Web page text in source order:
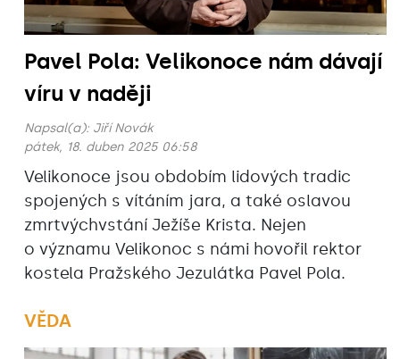
Pavel Pola: Velikonoce nám dávají
víru v naději
Napsal(a): Jiří Novák
pátek, 18. duben 2025 06:58
Velikonoce jsou obdobím lidových tradic
spojených s vítáním jara, a také oslavou
zmrtvýchvstání Ježíše Krista. Nejen
o významu Velikonoc s námi hovořil rektor
kostela Pražského Jezulátka Pavel Pola.
VĚDA